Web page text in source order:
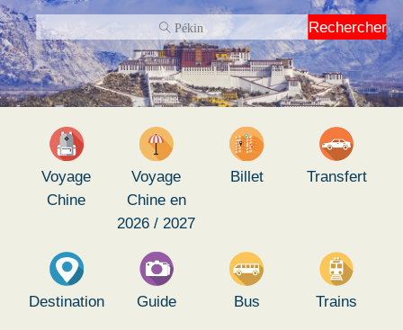
Rechercher
Voyage
Chine
Voyage
Chine en
2026 / 2027
Billet Transfert
Destination Guide Bus Trains